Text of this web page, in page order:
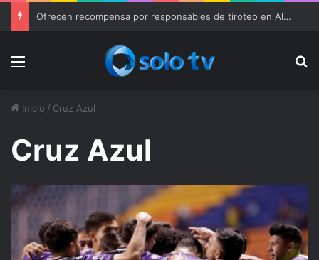
SGIRPCGRO ALERTA POR TEMPORAL DE LLUVIAS FUERTES DURANTE LOS PRÓXIMOS DÍAS EN GUERRERO
Inicio / Cruz Azul
Cruz Azul